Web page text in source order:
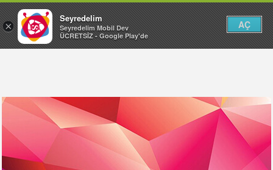
×
Seyredelim
Seyredelim Mobil Dev
ÜCRETSİZ - Google Play'de
AÇ